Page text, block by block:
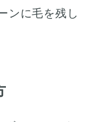
ンに毛を残し